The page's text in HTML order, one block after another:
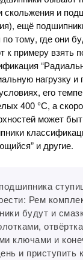
и
ещё
тому, где они
к примеру взять
нагрузку
его
400 °С, а
может
и другие.
Рем
будут и
ключами и
и приступить